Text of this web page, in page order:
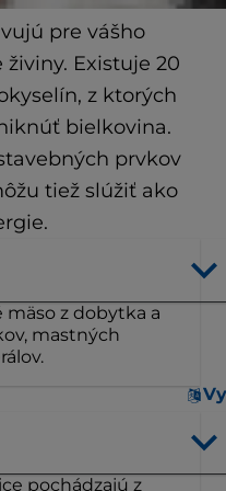
pre vášho
Existuje 20
z ktorých
bielkovina.
prvkov
tiež slúžiť ako
mäso z dobytka a
mastných
pochádzajú z